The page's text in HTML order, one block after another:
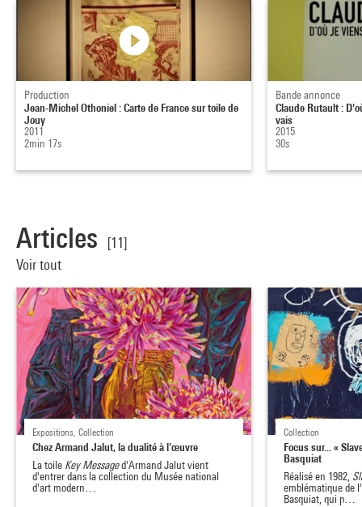
Production
Jean-Michel Othoniel : Carte de France sur toile de
Jouy
2011
2min 17s
Bande annonce
Claude Rutault :
vais
2015
30s
Articles
[11]
Voir tout
Expositions, Collection
Chez Armand Jalut, la dualité à l'œuvre
La toile Key Messaged'Armand Jalut vient
d'entrer dans la collection du Musée national
d'art modern…
Collection
Focus sur... «
Basquiat
Réalisé en 1982,
emblématique de
Basquiat, qui p…